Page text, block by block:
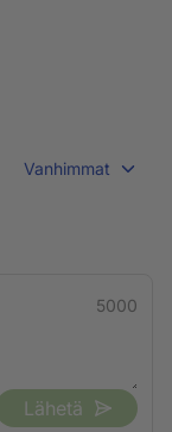
Vanhimmat
5000
Lähetä